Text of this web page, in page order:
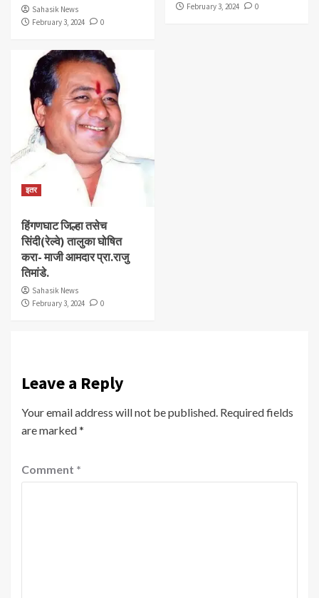
Sahasik News
February 3, 2024
0
February 3, 2024
0
इतर
हिंगणघाट जिल्हा तसेच
सिंदी(रेल्वे) तालुका घोषित
करा- माजी आमदार प्रा.राजु
तिमांडे.
Sahasik News
February 3, 2024
0
Leave a Reply
Your email address will not be published. Required fields
are marked*
Comment *